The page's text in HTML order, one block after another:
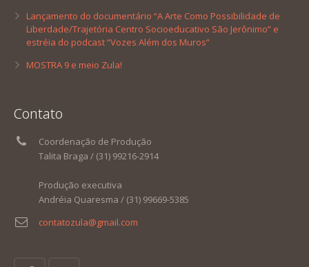
Lançamento do documentário “A Arte Como Possibilidade de
Liberdade/Trajetória Centro Socioeducativo São Jerônimo” e
estréia do podcast “Vozes Além dos Muros”
MOSTRA 9 e meio Zula!
Contato
Coordenação de Produção
Talita Braga / (31) 99216-2914
Produção executiva
Andréia Quaresma / (31) 99669-5385
contatozula@gmail.com